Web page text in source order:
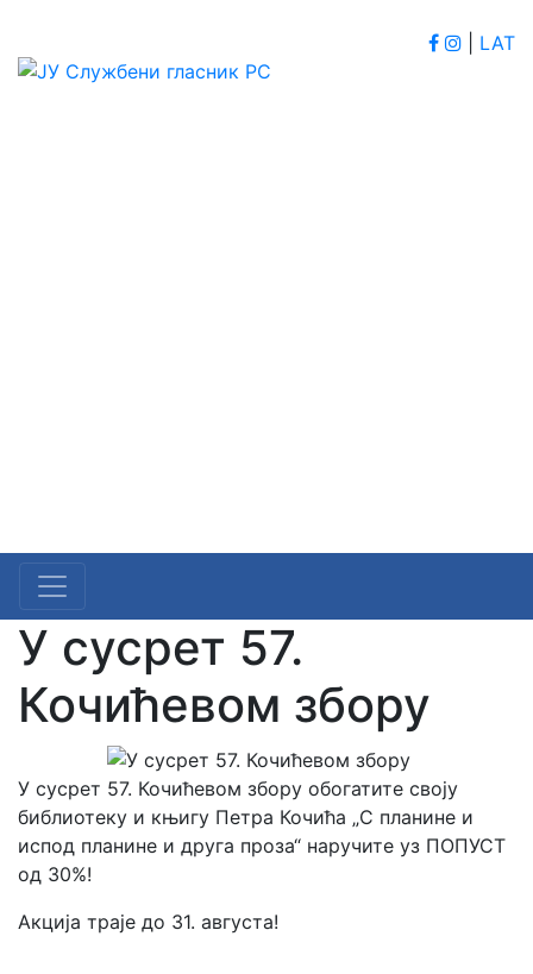
LAT
У сусрет 57.
Кочићевом збору
У сусрет 57. Кочићевом збору обогатите своју
библиотеку и књигу Петра Кочића „С планине и
испод планине и друга проза“ наручите уз ПОПУСТ
од 30%!
Акција траје до 31. августа!